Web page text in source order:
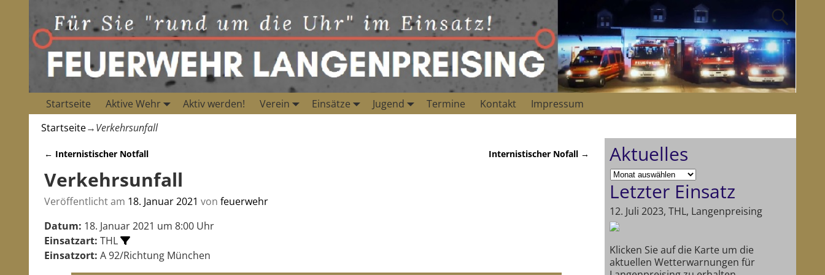
Startseite Aktive Wehr Aktiv werden! Verein Einsätze Jugend Termine Kontakt
Impressum
Startseite→Verkehrsunfall
← Internistischer Notfall Internistischer Nofall →
Verkehrsunfall
Veröffentlicht am 18. Januar 2021 von feuerwehr
Datum: 18. Januar 2021 um 8:00 Uhr
Einsatzart: THL
Einsatzort: A 92/Richtung München
Aktuelles
Letzter Einsatz
12. Juli 2023, THL, Langenpreising
Klicken Sie auf die Karte um die
aktuellen Wetterwarnungen für